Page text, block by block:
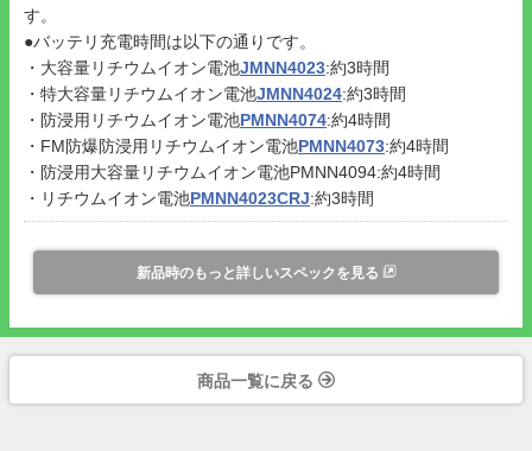
す。
●バッテリ充電時間は以下の通りです。
・大容量リチウムイオン電池JMNN4023:約3時間
・特大容量リチウムイオン電池JMNN4024:約3時間
・防浸用リチウムイオン電池PMNN4074:約4時間
・FM防爆防浸用リチウムイオン電池PMNN4073:約4時間
・防浸用大容量リチウムイオン電池PMNN4094:約4時間
・リチウムイオン電池PMNN4023CRJ:約3時間
新品時のもっと詳しいスペックを見る
商品一覧に戻る